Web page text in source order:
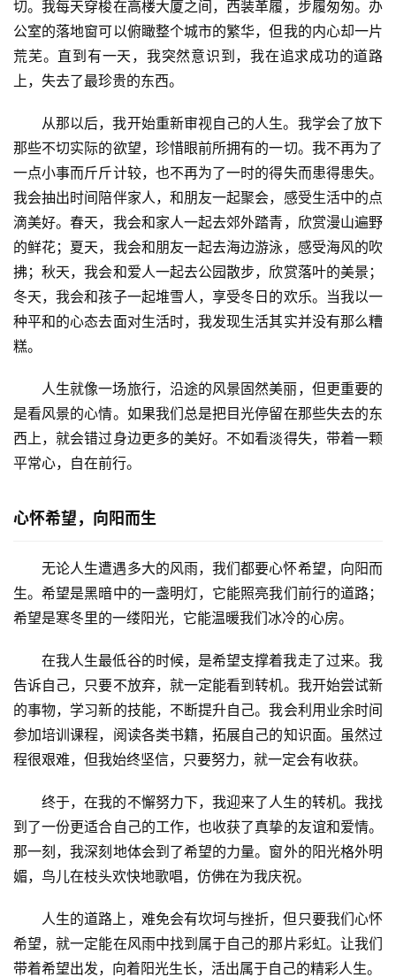
切。我每天穿梭在高楼大厦之间，西装革履，步履匆匆。办
公室的落地窗可以俯瞰整个城市的繁华，但我的内心却一片
荒芜。直到有一天，我突然意识到，我在追求成功的道路
上，失去了最珍贵的东西。
从那以后，我开始重新审视自己的人生。我学会了放下
那些不切实际的欲望，珍惜眼前所拥有的一切。我不再为了
一点小事而斤斤计较，也不再为了一时的得失而患得患失。
我会抽出时间陪伴家人，和朋友一起聚会，感受生活中的点
滴美好。春天，我会和家人一起去郊外踏青，欣赏漫山遍野
的鲜花；夏天，我会和朋友一起去海边游泳，感受海风的吹
拂；秋天，我会和爱人一起去公园散步，欣赏落叶的美景；
冬天，我会和孩子一起堆雪人，享受冬日的欢乐。当我以一
种平和的心态去面对生活时，我发现生活其实并没有那么糟
糕。
人生就像一场旅行，沿途的风景固然美丽，但更重要的
是看风景的心情。如果我们总是把目光停留在那些失去的东
西上，就会错过身边更多的美好。不如看淡得失，带着一颗
平常心，自在前行。
心怀希望，向阳而生
无论人生遭遇多大的风雨，我们都要心怀希望，向阳而
生。希望是黑暗中的一盏明灯，它能照亮我们前行的道路；
希望是寒冬里的一缕阳光，它能温暖我们冰冷的心房。
在我人生最低谷的时候，是希望支撑着我走了过来。我
告诉自己，只要不放弃，就一定能看到转机。我开始尝试新
的事物，学习新的技能，不断提升自己。我会利用业余时间
参加培训课程，阅读各类书籍，拓展自己的知识面。虽然过
程很艰难，但我始终坚信，只要努力，就一定会有收获。
终于，在我的不懈努力下，我迎来了人生的转机。我找
到了一份更适合自己的工作，也收获了真挚的友谊和爱情。
那一刻，我深刻地体会到了希望的力量。窗外的阳光格外明
媚，鸟儿在枝头欢快地歌唱，仿佛在为我庆祝。
人生的道路上，难免会有坎坷与挫折，但只要我们心怀
希望，就一定能在风雨中找到属于自己的那片彩虹。让我们
带着希望出发，向着阳光生长，活出属于自己的精彩人生。